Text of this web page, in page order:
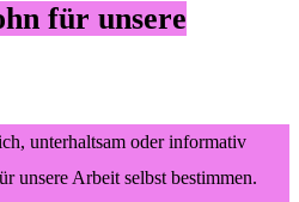
für unsere
unterhaltsam oder informativ
unsere Arbeit selbst bestimmen.